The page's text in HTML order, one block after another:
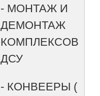
- МОНТАЖ И
ДЕМОНТАЖ
КОМПЛЕКСОВ
ДСУ
- КОНВЕЕРЫ (